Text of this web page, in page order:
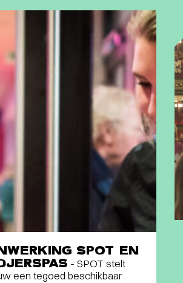
SPOT EN
- SPOT stelt
een tegoed beschikbaar